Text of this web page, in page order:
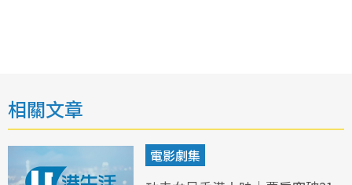
相關文章
電影劇集